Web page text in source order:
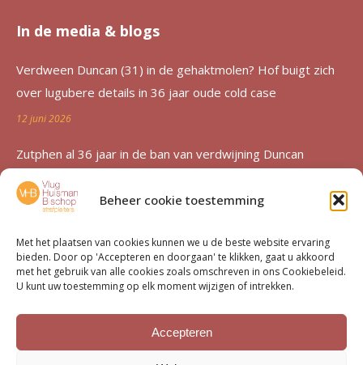
Beheer cookie toestemming
Met het plaatsen van cookies kunnen we u de beste website ervaring
bieden. Door op 'Accepteren en doorgaan' te klikken, gaat u akkoord
met het gebruik van alle cookies zoals omschreven in ons Cookiebeleid.
U kunt uw toestemming op elk moment wijzigen of intrekken.
Accepteren
In de media & blogs
Verdween Duncan (31) in de gehaktmolen? Hof buigt zich
over lugubere details in 36 jaar oude cold case
12 juni 2026
Zutphen al 36 jaar in de ban van verdwijning Duncan
12 juni 2026
Advocatenechtpaar Knoops bestraft door tuchtrechter om
excessief declareren
1 juni 2026
Van moord­zaak tot milieu­dossier
15 mei 2026